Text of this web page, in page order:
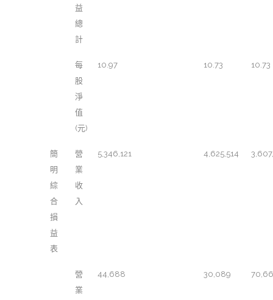
益
總
計
每
股
淨
值
(元)
10.97 10.73 10.73
簡
明
綜
合
損
益
表
營
業
收
入
5,346,121 4,625,514
營
業
44,688 30,089